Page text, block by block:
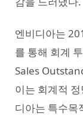
엔비디아는
를 통해 회계
Sales
이는 회계적
디아는 특수목